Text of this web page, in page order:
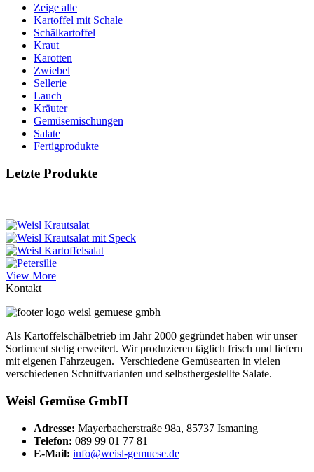
Zeige alle
Kartoffel mit Schale
Schälkartoffel
Kraut
Karotten
Zwiebel
Sellerie
Lauch
Kräuter
Gemüsemischungen
Salate
Fertigprodukte
Letzte Produkte
View More
Kontakt
Als Kartoffelschälbetrieb im Jahr 2000 gegründet haben wir unser
Sortiment stetig erweitert. Wir produzieren täglich frisch und liefern
mit eigenen Fahrzeugen. Verschiedene Gemüsearten in vielen
verschiedenen Schnittvarianten und selbsthergestellte Salate.
Weisl Gemüse GmbH
Adresse: Mayerbacherstraße 98a, 85737 Ismaning
Telefon: 089 99 01 77 81
E-Mail: info@weisl-gemuese.de